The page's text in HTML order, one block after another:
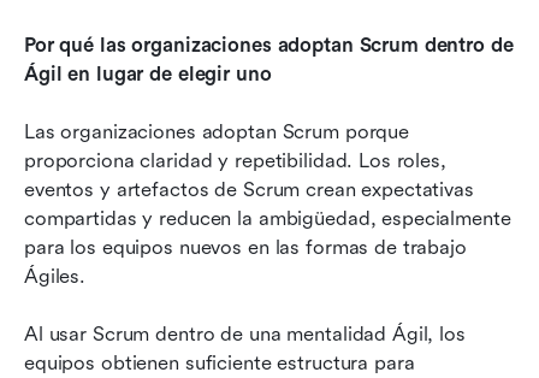
Por qué las organizaciones adoptan Scrum dentro de
Ágil en lugar de elegir uno
Las organizaciones adoptan Scrum porque
proporciona claridad y repetibilidad. Los roles,
eventos y artefactos de Scrum crean expectativas
compartidas y reducen la ambigüedad, especialmente
para los equipos nuevos en las formas de trabajo
Ágiles.
Al usar Scrum dentro de una mentalidad Ágil, los
equipos obtienen suficiente estructura para